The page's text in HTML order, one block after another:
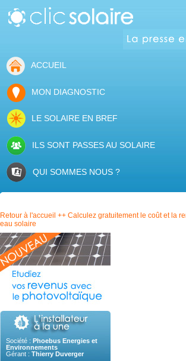
ACCUEIL
MON DIAGNOSTIC
LE SOLAIRE EN BREF
ILS SONT PASSES AU SOLAIRE
QUI SOMMES NOUS ?
Retour à l'accueil ++ Calculez gratuitement le coût et la
eau solaire
Société : Phoebus Energies et
Environnements
Gérant : Thierry Duverger